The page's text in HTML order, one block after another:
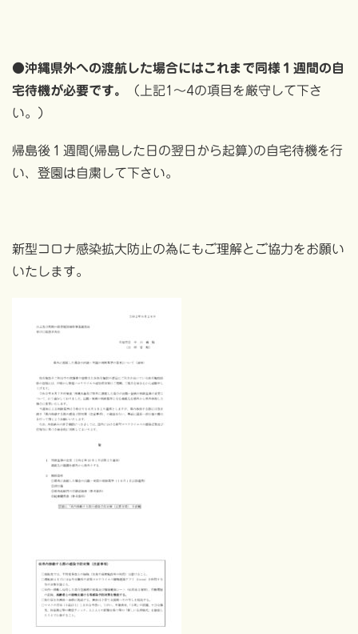
●沖縄県外への渡航した場合にはこれまで同様１週間の自
宅待機が必要です。
（上記1～4の項目を厳守して下さ
い。）
帰島後１週間(帰島した日の翌日から起算)の自宅待機を行
い、登園は自粛して下さい。
新型コロナ感染拡大防止の為にもご理解とご協力をお願い
いたします。